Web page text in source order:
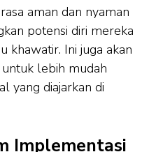
aman dan nyaman
potensi diri mereka
khawatir. Ini juga akan
lebih mudah
yang diajarkan di
Implementasi